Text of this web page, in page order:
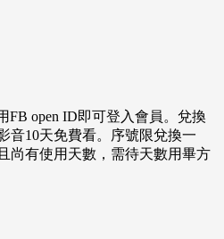
FB open ID即可登入會員。兌換
音10天免費看。序號限兌換一
尚有使用天數，需待天數用畢方